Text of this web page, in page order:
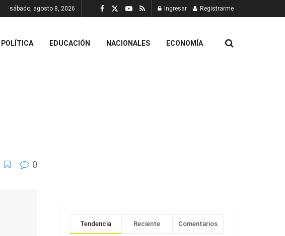
sábado, agosto 8, 2026 Ingresar Registrarme
POLÍTICA EDUCACIÓN NACIONALES ECONOMÍA
0
Tendencia Reciente Comentarios